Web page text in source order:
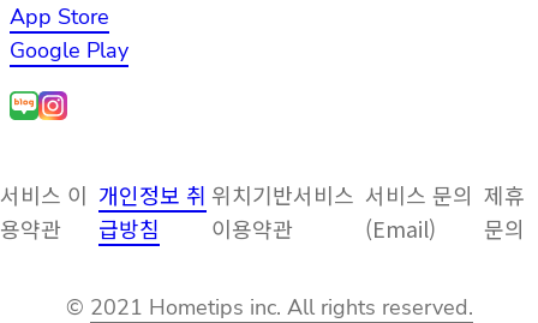
App Store
Google Play
서비스 이
용약관
개인정보 취
급방침
위치기반서비스
이용약관
서비스 문의
(Email)
제휴
문의
© 2021 Hometips inc. All rights reserved.